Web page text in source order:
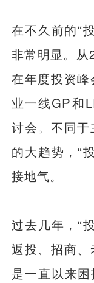
在不久前的“
非常明显。从
在年度投资
业一线GP和
讨会。不同
的大趋势，“
接地气。
过去几年，“
返投、招商
是一直以来困